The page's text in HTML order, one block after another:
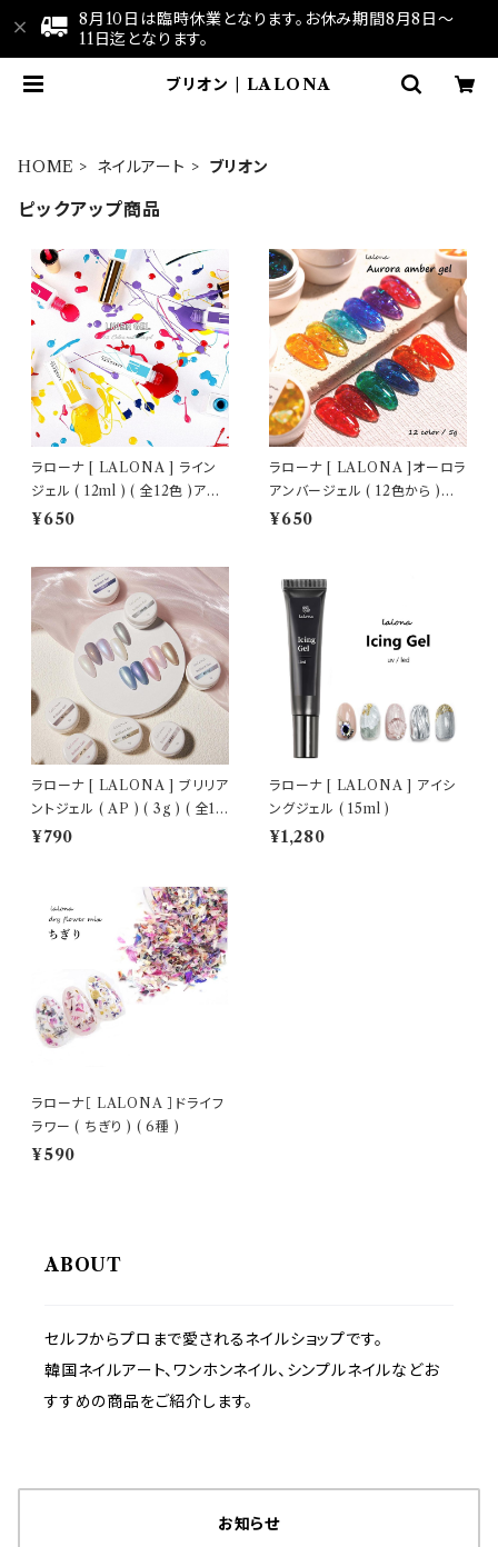
8月10日は臨時休業となります。お休み期間8月8日～
11日迄となります。
ブリオン | LALONA
HOME ネイルアート ブリオン
ピックアップ商品
ラローナ [ LALONA ] ライン
ジェル ( 12ml ) ( 全12色 )アー
トジェル/細ブラシ
¥650
ラローナ [ LALONA ]オーロラ
アンバージェル ( 12色から )ジ
ェルネイル/セルフネイル/ネイル
¥650
ラローナ [ LALONA ] ブリリア
ントジェル ( AP ) ( 3g ) ( 全10
色 )
¥790
ラローナ [ LALONA ] アイシ
ングジェル ( 15ml )
¥1,280
ラローナ［ LALONA ］ドライフ
ラワー ( ちぎり ) ( 6種 )
¥590
ABOUT
セルフからプロまで愛されるネイルショップです。
韓国ネイルアート、ワンホンネイル、シンプルネイルなどお
すすめの商品をご紹介します。
お知らせ